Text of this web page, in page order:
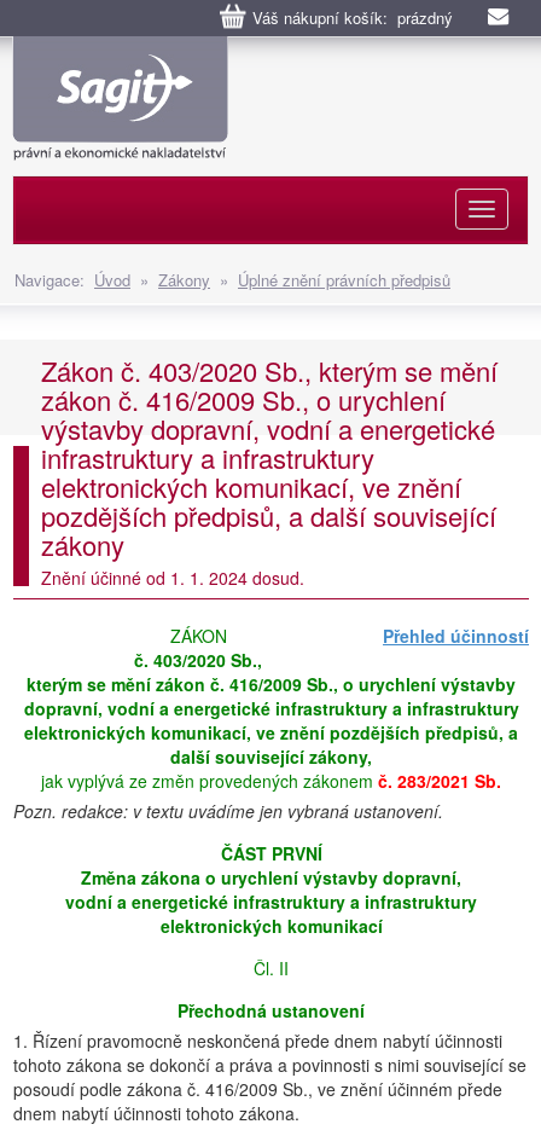
Váš nákupní košík: prázdný
Navigace: Úvod » Zákony » Úplné znění právních předpisů
Zákon č. 403/2020 Sb., kterým se mění
zákon č. 416/2009 Sb., o urychlení
výstavby dopravní, vodní a energetické
infrastruktury a infrastruktury
elektronických komunikací, ve znění
pozdějších předpisů, a další související
zákony
Znění účinné od 1. 1. 2024 dosud.
Přehled účinností
ZÁKON
č. 403/2020 Sb.,
kterým se mění zákon č. 416/2009 Sb., o urychlení výstavby
dopravní, vodní a energetické infrastruktury a infrastruktury
elektronických komunikací, ve znění pozdějších předpisů, a
další související zákony,
jak vyplývá ze změn provedených zákonem č. 283/2021 Sb.
Pozn. redakce: v textu uvádíme jen vybraná ustanovení.
ČÁST PRVNÍ
Změna zákona o urychlení výstavby dopravní,
vodní a energetické infrastruktury a infrastruktury
elektronických komunikací
Čl. II
Přechodná ustanovení
1. Řízení pravomocně neskončená přede dnem nabytí účinnosti
tohoto zákona se dokončí a práva a povinnosti s nimi související se
posoudí podle zákona č. 416/2009 Sb., ve znění účinném přede
dnem nabytí účinnosti tohoto zákona.